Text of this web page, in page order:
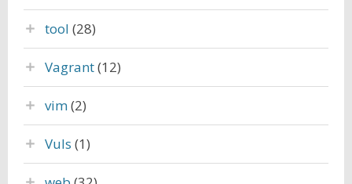
tool (28)
Vagrant(12)
vim(2)
Vuls (1)